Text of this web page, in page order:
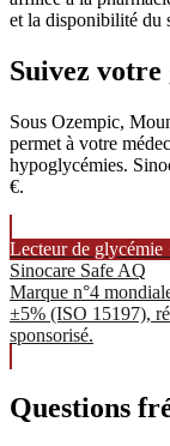
et la disponibilité du
Suivez votre
Sous Ozempic,
permet à votre
hypoglycémies.
€.
Lecteur de glycémie
Sinocare Safe AQ
Marque n°4
±5% (ISO 15197),
sponsorisé.
Questions